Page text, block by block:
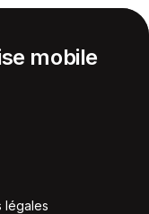
mobile
légales